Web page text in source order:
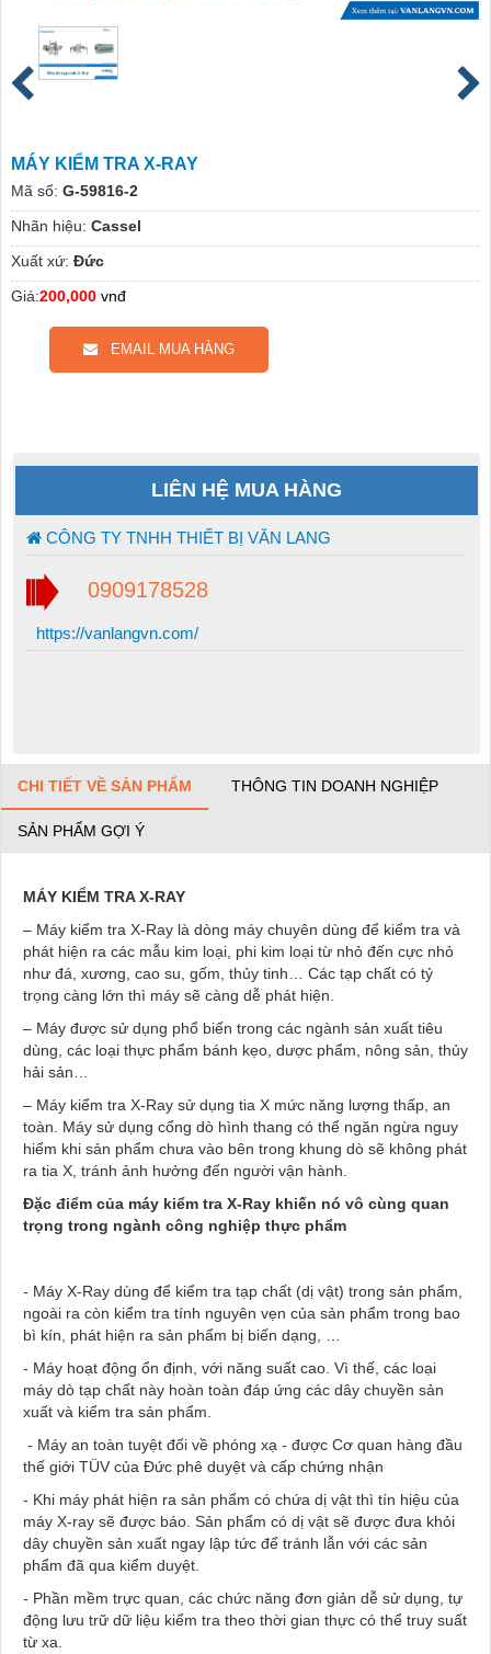
MÁY KIỂM TRA X-RAY
Mã số: G-59816-2
Nhãn hiệu: Cassel
Xuất xứ: Đức
Giá:200,000 vnđ
EMAIL MUA HÀNG
LIÊN HỆ MUA HÀNG
CÔNG TY TNHH THIẾT BỊ VĂN LANG
0909178528
https://vanlangvn.com/
CHI TIẾT VỀ SẢN PHẨM THÔNG TIN DOANH NGHIỆP
SẢN PHẨM GỢI Ý
MÁY KIỂM TRA X-RAY
– Máy kiểm tra X-Ray là dòng máy chuyên dùng để kiểm tra và
phát hiện ra các mẫu kim loại, phi kim loại từ nhỏ đến cực nhỏ
như đá, xương, cao su, gốm, thủy tinh… Các tạp chất có tỷ
trọng càng lớn thì máy sẽ càng dễ phát hiện.
– Máy được sử dụng phổ biến trong các ngành sản xuất tiêu
dùng, các loại thực phẩm bánh kẹo, dược phẩm, nông sản, thủy
hải sản…
– Máy kiểm tra X-Ray sử dụng tia X mức năng lượng thấp, an
toàn. Máy sử dụng cổng dò hình thang có thể ngăn ngừa nguy
hiểm khi sản phẩm chưa vào bên trong khung dò sẽ không phát
ra tia X, tránh ảnh hưởng đến người vận hành.
Đặc điểm của máy kiểm tra X-Ray khiến nó vô cùng quan
trọng trong ngành công nghiệp thực phẩm
- Máy X-Ray dùng để kiểm tra tạp chất (dị vật) trong sản phẩm,
ngoài ra còn kiểm tra tính nguyên vẹn của sản phẩm trong bao
bì kín, phát hiện ra sản phẩm bị biến dạng, …
- Máy hoạt động ổn định, với năng suất cao. Vì thế, các loại
máy dò tạp chất này hoàn toàn đáp ứng các dây chuyền sản
xuất và kiểm tra sản phẩm.
- Máy an toàn tuyệt đối về phóng xạ - được Cơ quan hàng đầu
thế giới TÜV của Đức phê duyệt và cấp chứng nhận
- Khi máy phát hiện ra sản phẩm có chứa dị vật thì tín hiệu của
máy X-ray sẽ được báo. Sản phẩm có dị vật sẽ được đưa khỏi
dây chuyền sản xuất ngay lập tức để tránh lẫn với các sản
phẩm đã qua kiểm duyệt.
- Phần mềm trực quan, các chức năng đơn giản dễ sử dụng, tự
động lưu trữ dữ liệu kiểm tra theo thời gian thực có thể truy suất
từ xa.